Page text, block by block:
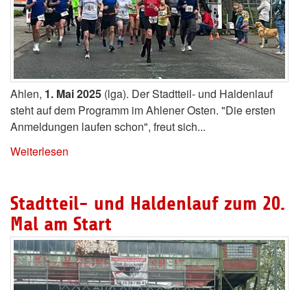
Ahlen, 1. Mai 2025 (lga). Der Stadtteil- und Haldenlauf
steht auf dem Programm im Ahlener Osten. "Die ersten
Anmeldungen laufen schon", freut sich...
Weiterlesen
Stadtteil- und Haldenlauf zum 20.
Mal am Start